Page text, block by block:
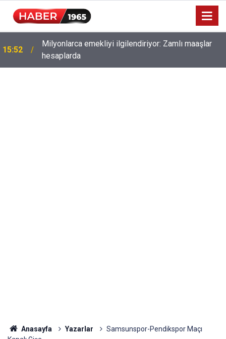
15:52
Milyonlarca emekliyi ilgilendiriyor: Zamlı maaşlar
hesaplarda
Anasayfa Yazarlar
Samsunspor-Pendikspor Maçı